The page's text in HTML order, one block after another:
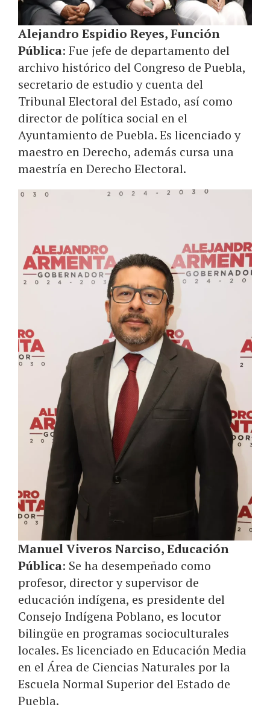
Alejandro Espidio Reyes, Función
Pública: Fue jefe de departamento del
archivo histórico del Congreso de Puebla,
secretario de estudio y cuenta del
Tribunal Electoral del Estado, así como
director de política social en el
Ayuntamiento de Puebla. Es licenciado y
maestro en Derecho, además cursa una
maestría en Derecho Electoral.
Manuel Viveros Narciso, Educación
Pública: Se ha desempeñado como
profesor, director y supervisor de
educación indígena, es presidente del
Consejo Indígena Poblano, es locutor
bilingüe en programas socioculturales
locales. Es licenciado en Educación Media
en el Área de Ciencias Naturales por la
Escuela Normal Superior del Estado de
Puebla.